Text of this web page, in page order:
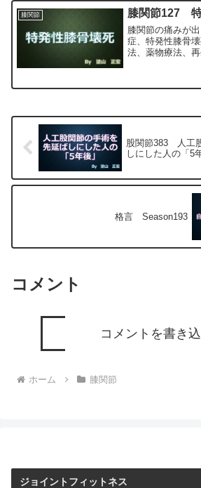
専門医（人工関
宏が色々と説明
膝関節 膝関節127
膝関節の痛みが
症、特発性膝骨
法、薬物療法、
専門医（人工関
股関節383 人工
しにした人の「5
格言 Season193
コメント
コメントを書き
ホーム 膝関節
ジョイントフィットネス